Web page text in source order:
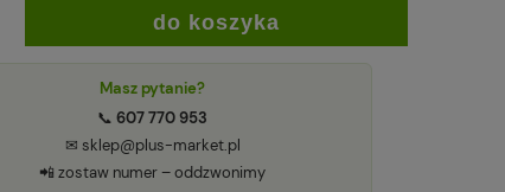
do koszyka
Masz pytanie?
📞607 770 953
✉ sklep@plus-market.pl
📲 zostaw numer – oddzwonimy